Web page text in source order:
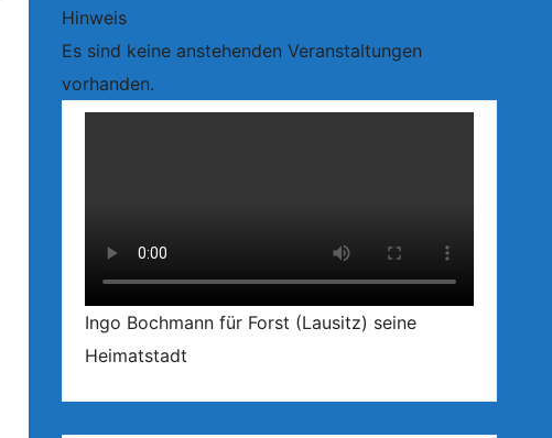
Hinweis
Es sind keine anstehenden Veranstaltungen
vorhanden.
Ingo Bochmann für Forst (Lausitz) seine
Heimatstadt